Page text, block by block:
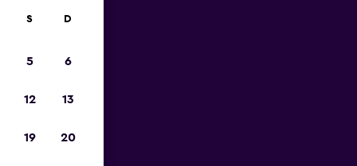
S D
5 6
12 13
19 20